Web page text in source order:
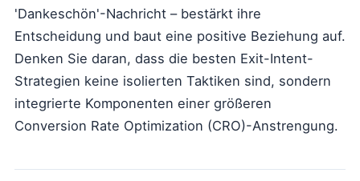
'Dankeschön'-Nachricht – bestärkt ihre
Entscheidung und baut eine positive Beziehung auf.
Denken Sie daran, dass die besten Exit-Intent-
Strategien keine isolierten Taktiken sind, sondern
integrierte Komponenten einer größeren
Conversion Rate Optimization (CRO)-Anstrengung.